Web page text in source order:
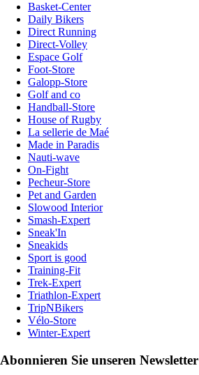
Basket-Center
Daily Bikers
Direct Running
Direct-Volley
Espace Golf
Foot-Store
Galopp-Store
Golf and co
Handball-Store
House of Rugby
La sellerie de Maé
Made in Paradis
Nauti-wave
On-Fight
Pecheur-Store
Pet and Garden
Slowood Interior
Smash-Expert
Sneak'In
Sneakids
Sport is good
Training-Fit
Trek-Expert
Triathlon-Expert
TripNBikers
Vélo-Store
Winter-Expert
Abonnieren Sie unseren Newsletter